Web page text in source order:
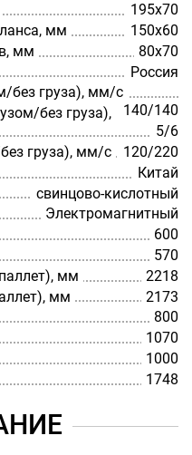
195х70
мм
150х60
мм
80х70
Россия
без груза), мм/с
140/140
без груза),
5/6
груза), мм/с
120/220
Китай
свинцово-кислотный
Электромагнитный
600
570
мм
2218
мм
2173
800
1070
1000
1748